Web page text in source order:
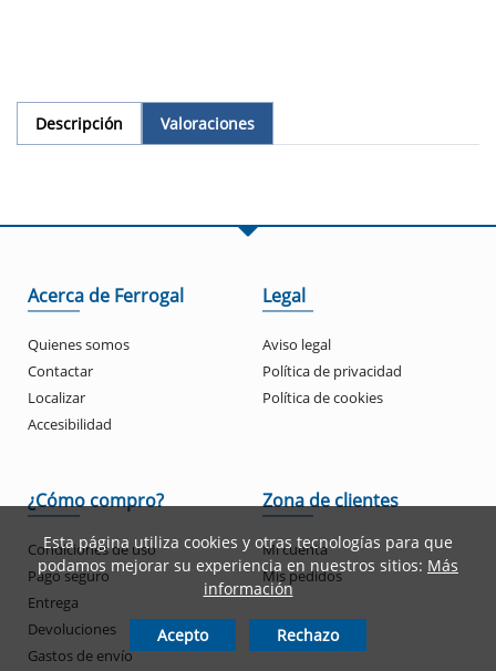
Descripción Valoraciones
Acerca de Ferrogal
Quienes somos
Contactar
Localizar
Accesibilidad
Legal
Aviso legal
Política de privacidad
Política de cookies
¿Cómo compro?
Condiciones de uso
Pago seguro
Entrega
Devoluciones
Gastos de envío
Zona de clientes
Mi cuenta
Mis pedidos
Esta página utiliza cookies y otras tecnologías para que
podamos mejorar su experiencia en nuestros sitios: Más
información
Acepto Rechazo